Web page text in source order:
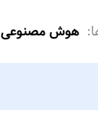
هوش مصنوعی